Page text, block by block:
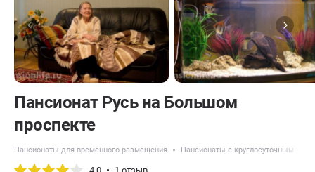
Пансионат Русь на Большом
проспекте
Пансионаты для временного размещения Пансионаты с круглосуточным